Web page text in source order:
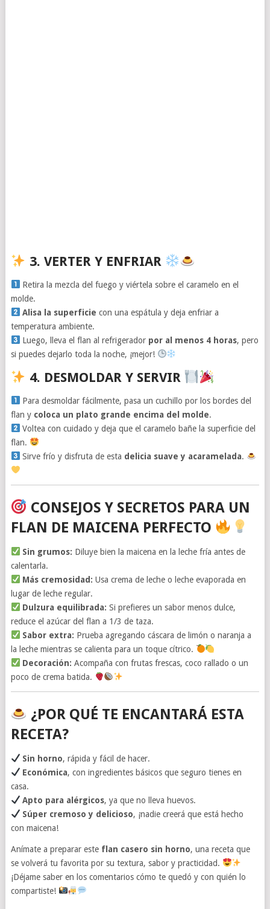
3. VERTER Y ENFRIAR
Retira la mezcla del fuego y viértela sobre el caramelo en el
molde.
Alisa la superficie con una espátula y deja enfriar a
temperatura ambiente.
Luego, lleva el flan al refrigerador por al menos 4 horas, pero
si puedes dejarlo toda la noche, ¡mejor!
4. DESMOLDAR Y SERVIR
Para desmoldar fácilmente, pasa un cuchillo por los bordes del
flan y coloca un plato grande encima del molde.
Voltea con cuidado y deja que el caramelo bañe la superficie del
flan.
Sirve frío y disfruta de esta delicia suave y acaramelada.
CONSEJOS Y SECRETOS PARA UN
FLAN DE MAICENA PERFECTO
Sin grumos: Diluye bien la maicena en la leche fría antes de
calentarla.
Más cremosidad: Usa crema de leche o leche evaporada en
lugar de leche regular.
Dulzura equilibrada: Si prefieres un sabor menos dulce,
reduce el azúcar del flan a 1/3 de taza.
Sabor extra: Prueba agregando cáscara de limón o naranja a
la leche mientras se calienta para un toque cítrico.
Decoración: Acompaña con frutas frescas, coco rallado o un
poco de crema batida.
¿POR QUÉ TE ENCANTARÁ ESTA
RECETA?
Sin horno, rápida y fácil de hacer.
Económica, con ingredientes básicos que seguro tienes en
casa.
Apto para alérgicos, ya que no lleva huevos.
Súper cremoso y delicioso, ¡nadie creerá que está hecho
con maicena!
Anímate a preparar este flan casero sin horno, una receta que
se volverá tu favorita por su textura, sabor y practicidad.
¡Déjame saber en los comentarios cómo te quedó y con quién lo
compartiste!